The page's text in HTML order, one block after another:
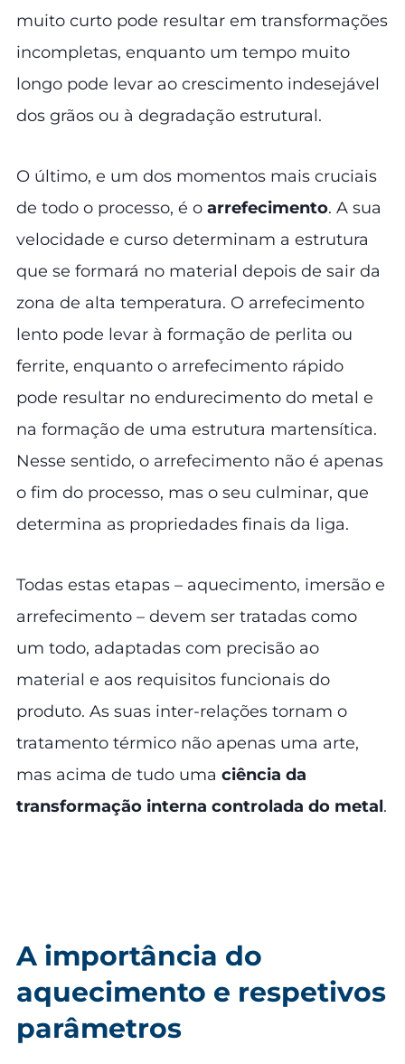
muito curto pode resultar em transformações
incompletas, enquanto um tempo muito
longo pode levar ao crescimento indesejável
dos grãos ou à degradação estrutural.
O último, e um dos momentos mais cruciais
de todo o processo, é o arrefecimento. A sua
velocidade e curso determinam a estrutura
que se formará no material depois de sair da
zona de alta temperatura. O arrefecimento
lento pode levar à formação de perlita ou
ferrite, enquanto o arrefecimento rápido
pode resultar no endurecimento do metal e
na formação de uma estrutura martensítica.
Nesse sentido, o arrefecimento não é apenas
o fim do processo, mas o seu culminar, que
determina as propriedades finais da liga.
Todas estas etapas – aquecimento, imersão e
arrefecimento – devem ser tratadas como
um todo, adaptadas com precisão ao
material e aos requisitos funcionais do
produto. As suas inter-relações tornam o
tratamento térmico não apenas uma arte,
mas acima de tudo uma ciência da
transformação interna controlada do metal.
A importância do
aquecimento e respetivos
parâmetros